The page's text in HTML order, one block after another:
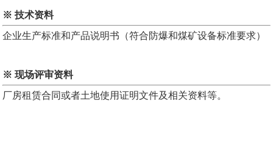
※技术资料
企业生产标准和产品说明书（符合防爆和煤矿设备标准要求）
※现场评审资料
厂房租赁合同或者土地使用证明文件及相关资料等。